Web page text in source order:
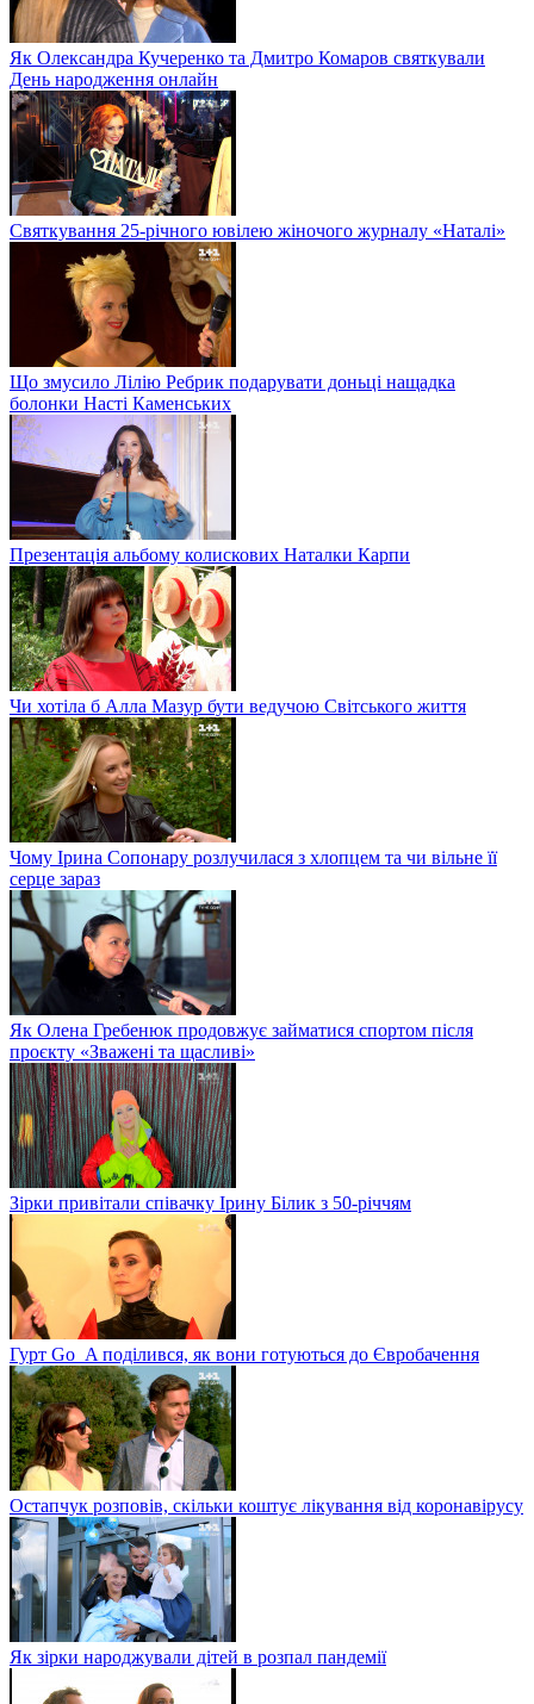
Як Олександра Кучеренко та Дмитро Комаров святкували
День народження онлайн
Святкування 25-річного ювілею жіночого журналу «Наталі»
Що змусило Лілію Ребрик подарувати доньці нащадка
болонки Насті Каменських
Презентація альбому колискових Наталки Карпи
Чи хотіла б Алла Мазур бути ведучою Світського життя
Чому Ірина Сопонару розлучилася з хлопцем та чи вільне її
серце зараз
Як Олена Гребенюк продовжує займатися спортом після
проєкту «Зважені та щасливі»
Зірки привітали співачку Ірину Білик з 50-річчям
Гурт Go_A поділився, як вони готуються до Євробачення
Остапчук розповів, скільки коштує лікування від коронавірусу
Як зірки народжували дітей в розпал пандемії